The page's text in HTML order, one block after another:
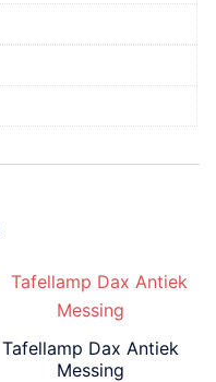
Tafellamp Dax Antiek
Messing